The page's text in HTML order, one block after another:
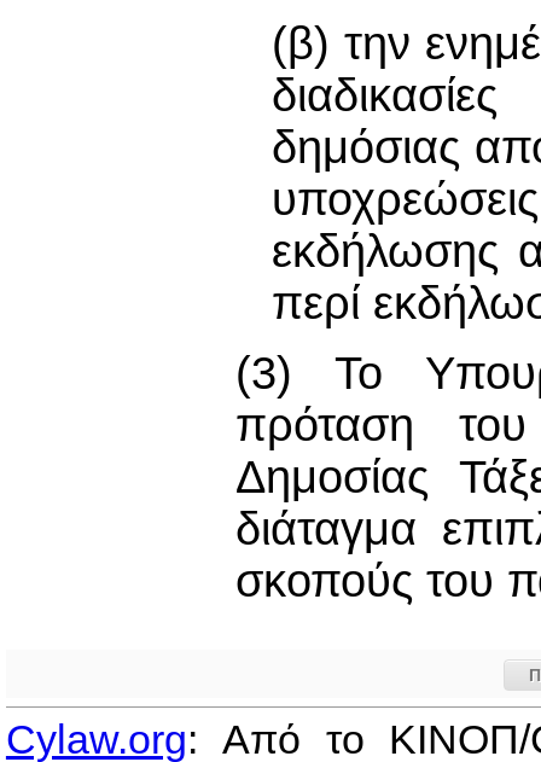
(β) την
δημόσιας
εκδήλωσης
περί
(3) Το
πρόταση
Δημοσίας
διάταγμα
σκοπούς του
Cylaw.org: Από το